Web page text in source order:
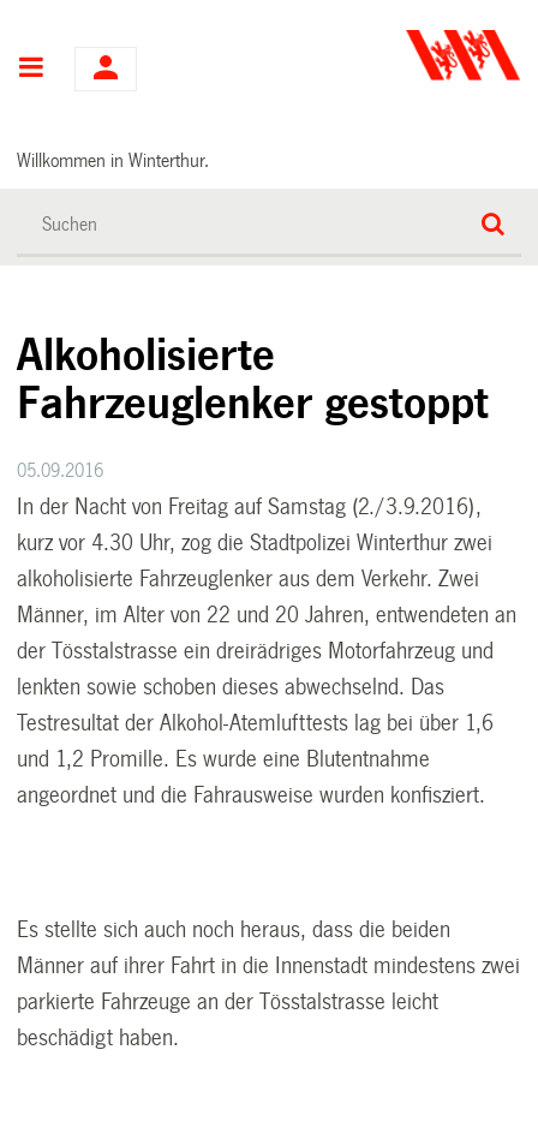
Hauptnavigation
Willkommen in Winterthur.
Alkoholisierte
Fahrzeuglenker gestoppt
05.09.2016
In der Nacht von Freitag auf Samstag (2./3.9.2016),
kurz vor 4.30 Uhr, zog die Stadtpolizei Winterthur zwei
alkoholisierte Fahrzeuglenker aus dem Verkehr. Zwei
Männer, im Alter von 22 und 20 Jahren, entwendeten an
der Tösstalstrasse ein dreirädriges Motorfahrzeug und
lenkten sowie schoben dieses abwechselnd. Das
Testresultat der Alkohol-Atemlufttests lag bei über 1,6
und 1,2 Promille. Es wurde eine Blutentnahme
angeordnet und die Fahrausweise wurden konfisziert.
Es stellte sich auch noch heraus, dass die beiden
Männer auf ihrer Fahrt in die Innenstadt mindestens zwei
parkierte Fahrzeuge an der Tösstalstrasse leicht
beschädigt haben.